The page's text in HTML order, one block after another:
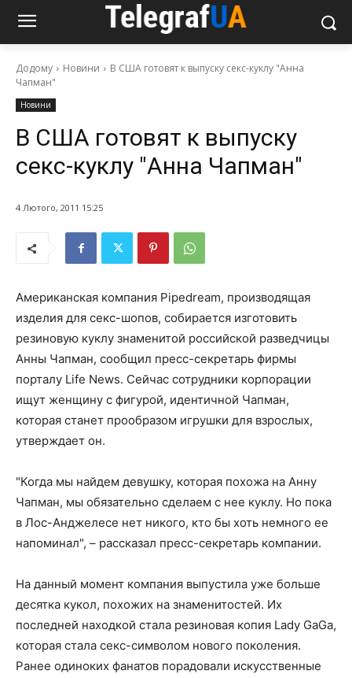
Додому Новини
В США готовят к выпуску секс-куклу "Анна
Чапман"
Новини
В США готовят к выпуску
секс-куклу "Анна Чапман"
4 Лютого, 2011 15:25
Американская компания Pipedream, производящая
изделия для секс-шопов, собирается изготовить
резиновую куклу знаменитой российской разведчицы
Анны Чапман, сообщил пресс-секретарь фирмы
порталу Life News. Сейчас сотрудники корпорации
ищут женщину с фигурой, идентичной Чапман,
которая станет прообразом игрушки для взрослых,
утверждает он.
"Когда мы найдем девушку, которая похожа на Анну
Чапман, мы обязательно сделаем с нее куклу. Но пока
в Лос-Анджелесе нет никого, кто бы хоть немного ее
напоминал", – рассказал пресс-секретарь компании.
На данный момент компания выпустила уже больше
десятка кукол, похожих на знаменитостей. Их
последней находкой стала резиновая копия Lady GaGa,
которая стала секс-символом нового поколения.
Ранее одиноких фанатов порадовали искусственные